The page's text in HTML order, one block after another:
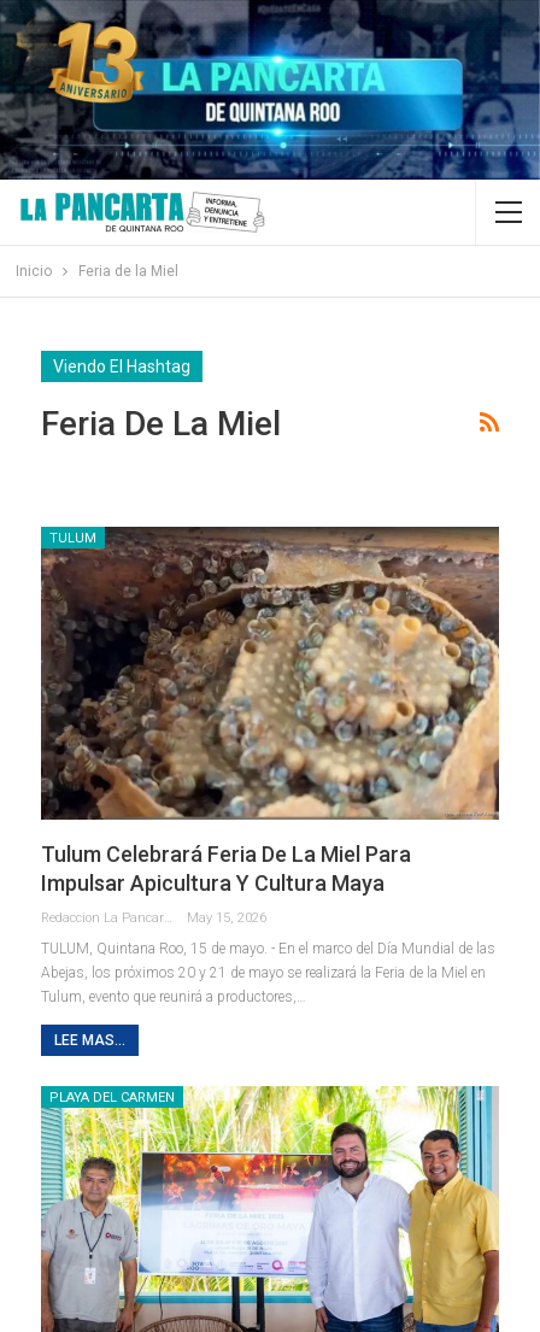
Inicio Feria de la Miel
Viendo El Hashtag
Feria De La Miel
TULUM
Tulum Celebrará Feria De La Miel Para
Impulsar Apicultura Y Cultura Maya
Redaccion La Pancarta De Quintana Roo May 15, 2026
TULUM, Quintana Roo, 15 de mayo. - En el marco del Día Mundial de las
Abejas, los próximos 20 y 21 de mayo se realizará la Feria de la Miel en
Tulum, evento que reunirá a productores,…
LEE MAS...
PLAYA DEL CARMEN